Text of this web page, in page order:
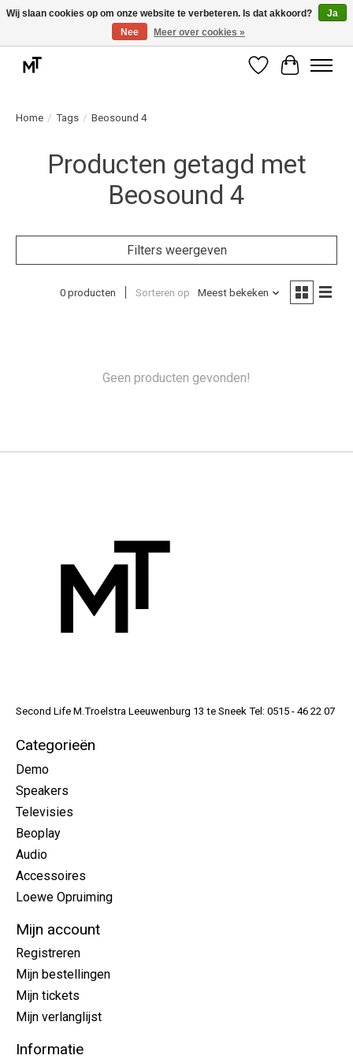
Deskundige installatie of montage nodig? Vraag ons naar de mogelijkheden.
Verlanglijst
Home / Tags / Beosound 4
Producten getagd met
Beosound 4
Filters weergeven
0 producten Sorteren op Meest bekeken
Geen producten gevonden!
Second Life M.Troelstra Leeuwenburg 13 te Sneek Tel: 0515 - 46 22 07
Categorieën
Demo
Speakers
Televisies
Beoplay
Audio
Accessoires
Loewe Opruiming
Mijn account
Registreren
Mijn bestellingen
Mijn tickets
Mijn verlanglijst
Informatie
Wij slaan cookies op om onze website te verbeteren. Is dat akkoord?
Ja
Nee
Meer over cookies »